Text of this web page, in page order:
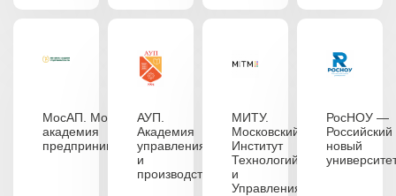
МосАП. Московская
академия
предпринимательства
АУП.
Академия
управления
и
производства
МИТУ.
Московский
Институт
Технологий
и
Управления
РосНОУ —
Российский
новый